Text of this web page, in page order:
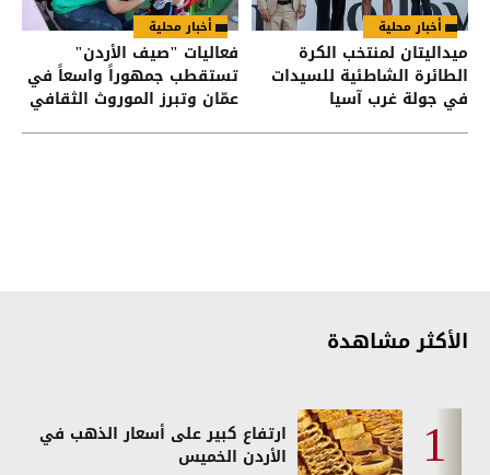
أخبار محلية
ميداليتان لمنتخب الكرة
الطائرة الشاطئية للسيدات
في جولة غرب آسيا
أخبار محلية
فعاليات "صيف الأردن"
تستقطب جمهوراً واسعاً في
عمّان وتبرز الموروث الثقافي
الأكثر مشاهدة
ارتفاع كبير على أسعار الذهب في
الأردن الخميس